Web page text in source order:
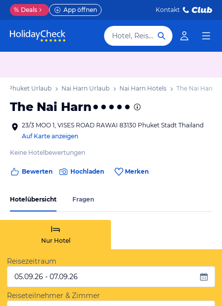
% Deals App öffnen Kontakt
Hotel, Reiseziel
Phuket Urlaub Nai Harn Urlaub Nai Harn Hotels The Nai Harn
The Nai Harn
23/3 MOO 1, VISES ROAD RAWAI 83130 Phuket Stadt Thailand
Auf Karte anzeigen
Keine Hotelbewertungen
Bewerten Hochladen Merken
Hotelübersicht Fragen
Nur Hotel
Reisezeitraum
05.09.26 - 07.09.26
Reiseteilnehmer & Zimmer